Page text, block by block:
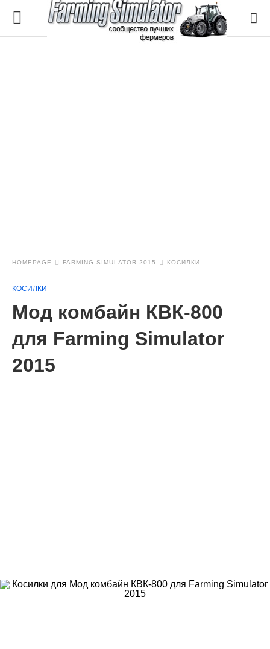
HOMEPAGE FARMING SIMULATOR 2015 КОСИЛКИ
КОСИЛКИ
Мод комбайн КВК-800
для Farming Simulator
2015